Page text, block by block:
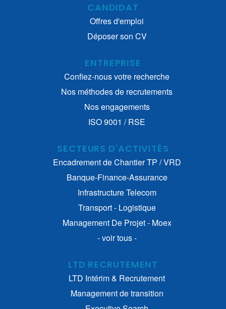
CANDIDAT
Offres d'emploi
Déposer son CV
ENTREPRISE
Confiez-nous votre recherche
Nos méthodes de recrutements
Nos engagements
ISO 9001 / RSE
SECTEURS D'ACTIVITÉS
Encadrement de Chantier TP / VRD
Banque-Finance-Assurance
Infrastructure Telecom
Transport - Logistique
Management De Projet - Moex
- voir tous -
LTD RECRUTEMENT
LTD Intérim & Recrutement
Management de transition